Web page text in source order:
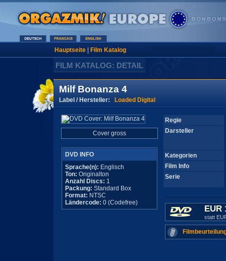
Hauptseite| Film Katalog
FILM KATALOG: DETAIL
Milf Bonanza 4
Label / Hersteller: Loaded Digital
Cover gross
DVD INFO
Sprache(n): Englisch
Ton: Originalton
Anzahl Discs: 1
Packung: Standard Box
Format: NTSC
Ländercode: 0 (Codefree)
Regie
Darsteller
Kategorien
Film Info
Serie
EUR
statt